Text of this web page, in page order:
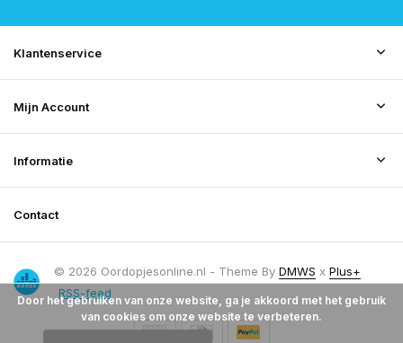
Klantenservice
Mijn Account
Informatie
Contact
© 2026 Oordopjesonline.nl - Theme By DMWS x Plus+
RSS-feed
Door het gebruiken van onze website, ga je akkoord met het gebruik
van cookies om onze website te verbeteren.